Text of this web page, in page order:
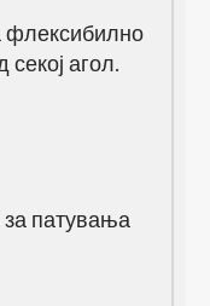
флексибилно
агол.
патувања